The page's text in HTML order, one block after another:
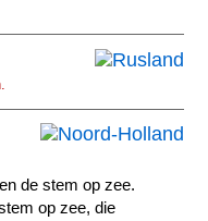
de stem op zee.
op zee, die